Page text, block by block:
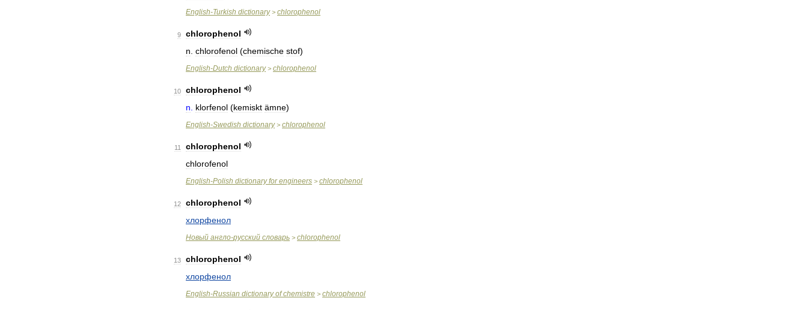
English-Turkish dictionary> chlorophenol
9
chlorophenol
n chlorofenol (chemische stof)
English-Dutch dictionary> chlorophenol
10
chlorophenol
n
klorfenol (kemiskt ämne)
English-Swedish dictionary> chlorophenol
11
chlorophenol
chlorofenol
English-Polish dictionary for engineers > chlorophenol
12
chlorophenol
хлорфенол
Новый англо-русский словарь > chlorophenol
13
chlorophenol
хлорфенол
English-Russian dictionary of chemistre > chlorophenol